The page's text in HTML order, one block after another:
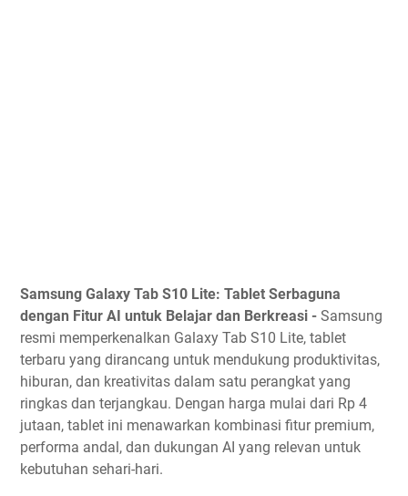
Samsung Galaxy Tab S10 Lite: Tablet Serbaguna
dengan Fitur AI untuk Belajar dan Berkreasi - Samsung
resmi memperkenalkan Galaxy Tab S10 Lite, tablet
terbaru yang dirancang untuk mendukung produktivitas,
hiburan, dan kreativitas dalam satu perangkat yang
ringkas dan terjangkau. Dengan harga mulai dari Rp 4
jutaan, tablet ini menawarkan kombinasi fitur premium,
performa andal, dan dukungan AI yang relevan untuk
kebutuhan sehari-hari.